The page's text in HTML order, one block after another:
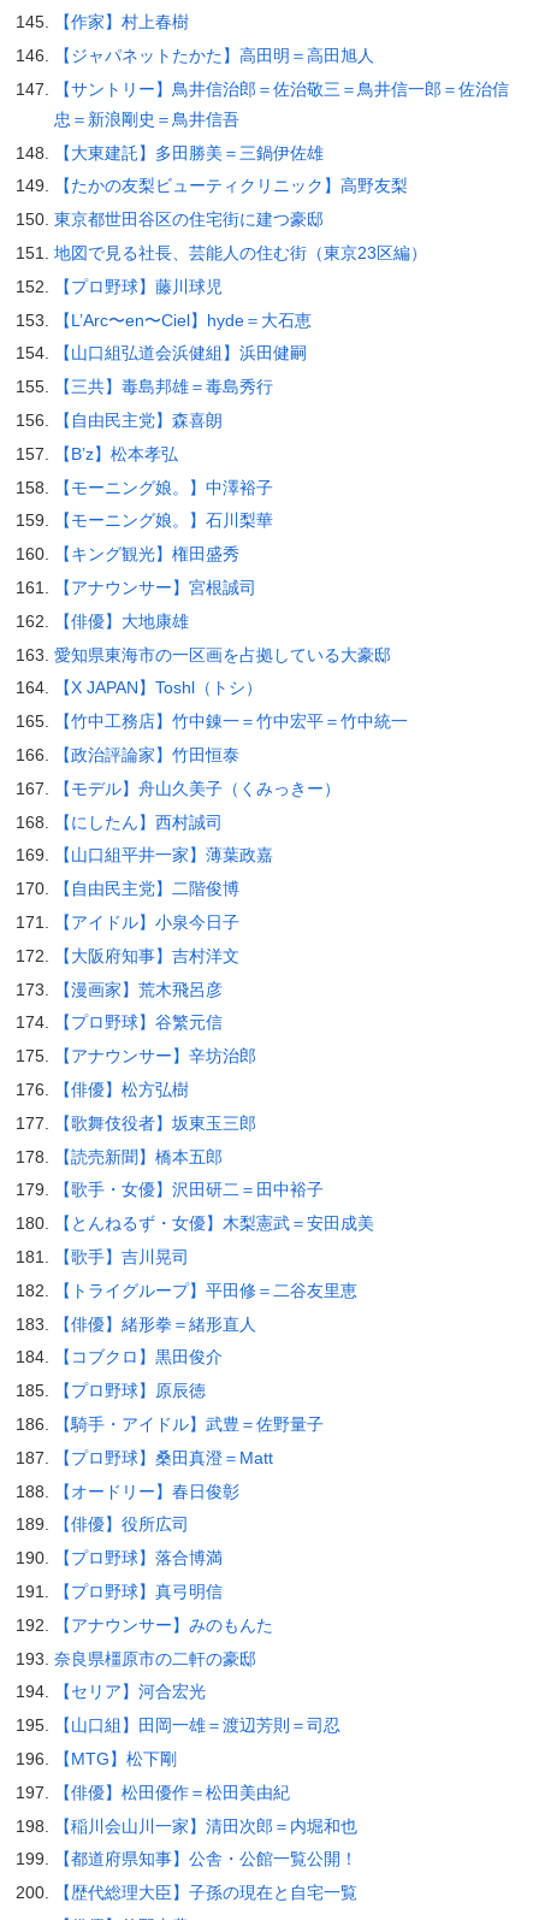
【作家】村上春樹
【ジャパネットたかた】高田明＝高田旭人
【サントリー】鳥井信治郎＝佐治敬三＝鳥井信一郎＝佐治信
忠＝新浪剛史＝鳥井信吾
【大東建託】多田勝美＝三鍋伊佐雄
【たかの友梨ビューティクリニック】高野友梨
東京都世田谷区の住宅街に建つ豪邸
地図で見る社長、芸能人の住む街（東京23区編）
【プロ野球】藤川球児
【L’Arc〜en〜Ciel】hyde＝大石恵
【山口組弘道会浜健組】浜田健嗣
【三共】毒島邦雄＝毒島秀行
【自由民主党】森喜朗
【B’z】松本孝弘
【モーニング娘。】中澤裕子
【モーニング娘。】石川梨華
【キング観光】権田盛秀
【アナウンサー】宮根誠司
【俳優】大地康雄
愛知県東海市の一区画を占拠している大豪邸
【X JAPAN】Toshl（トシ）
【竹中工務店】竹中錬一＝竹中宏平＝竹中統一
【政治評論家】竹田恒泰
【モデル】舟山久美子（くみっきー）
【にしたん】西村誠司
【山口組平井一家】薄葉政嘉
【自由民主党】二階俊博
【アイドル】小泉今日子
【大阪府知事】吉村洋文
【漫画家】荒木飛呂彦
【プロ野球】谷繁元信
【アナウンサー】辛坊治郎
【俳優】松方弘樹
【歌舞伎役者】坂東玉三郎
【読売新聞】橋本五郎
【歌手・女優】沢田研二＝田中裕子
【とんねるず・女優】木梨憲武＝安田成美
【歌手】吉川晃司
【トライグループ】平田修＝二谷友里恵
【俳優】緒形拳＝緒形直人
【コブクロ】黒田俊介
【プロ野球】原辰徳
【騎手・アイドル】武豊＝佐野量子
【プロ野球】桑田真澄＝Matt
【オードリー】春日俊彰
【俳優】役所広司
【プロ野球】落合博満
【プロ野球】真弓明信
【アナウンサー】みのもんた
奈良県橿原市の二軒の豪邸
【セリア】河合宏光
【山口組】田岡一雄＝渡辺芳則＝司忍
【MTG】松下剛
【俳優】松田優作＝松田美由紀
【稲川会山川一家】清田次郎＝内堀和也
【都道府県知事】公舎・公館一覧公開！
【歴代総理大臣】子孫の現在と自宅一覧